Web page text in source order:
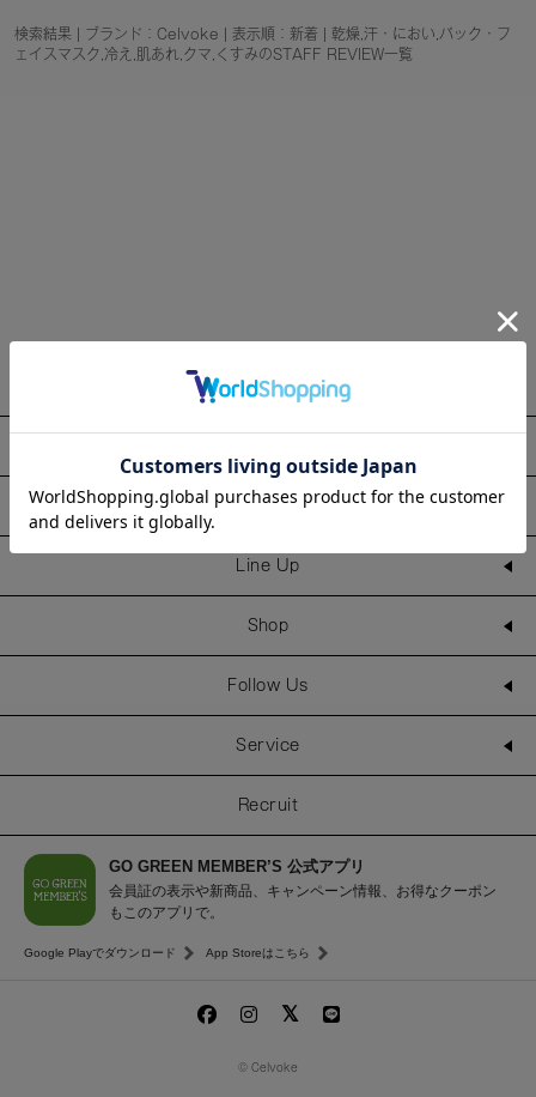
検索結果 | ブランド：Celvoke | 表示順：新着 | 乾燥,汗・におい,パック・フ
ェイスマスク,冷え,肌あれ,クマ,くすみのSTAFF REVIEW一覧
Information
Line Up
Shop
Follow Us
Service
Recruit
GO GREEN MEMBER’S 公式アプリ
会員証の表示や新商品、キャンペーン情報、お得なクーポン
もこのアプリで。
Google Playでダウンロード App Storeはこちら
© Celvoke